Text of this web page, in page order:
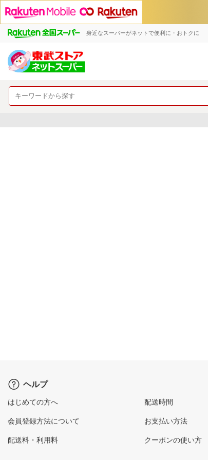
身近なスーパーがネットで便利に・おトクに
ヘルプ
はじめての方へ
会員登録方法について
配送料・利用料
配送時間
お支払い方法
クーポンの使い方